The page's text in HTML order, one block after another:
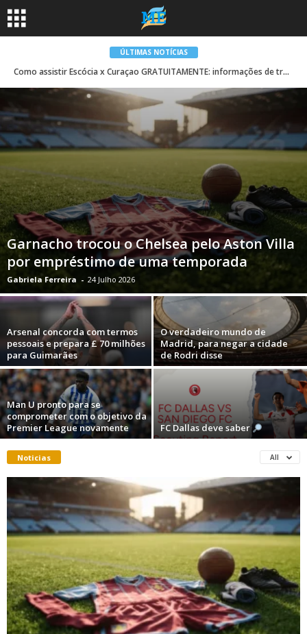
ÚLTIMAS NOTÍCIAS
Como assistir Escócia x Curaçao GRATUITAMENTE: informações de transmissão ao vivo
Garnacho trocou o Chelsea pelo Aston Villa
por empréstimo de uma temporada
Gabriela Ferreira - 24 Julho 2026
Arsenal concorda com termos
pessoais e prepara £ 70 milhões
para Guimarães
O verdadeiro mundo de
Madrid, para negar a cidade
de Rodri disse
Man U pronto para se
comprometer com o objetivo da
Premier League novamente
FC Dallas deve saber
Noticias All